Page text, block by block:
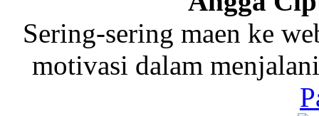
Sering-sering maen ke
motivasi dalam